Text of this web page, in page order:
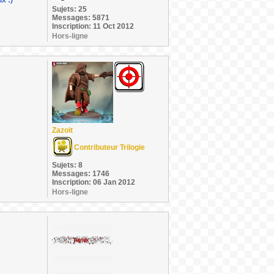
Sujets: 25
Messages: 5871
Inscription: 11 Oct 2012
Hors-ligne
Zazoit
Contributeur Trilogie
Sujets: 8
Messages: 1746
Inscription: 06 Jan 2012
Hors-ligne